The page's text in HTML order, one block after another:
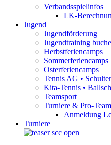
Verbandsspielinfos
LK-
Jugend
Jugendförderung
Jugendtraining
Herbstferiencamps
Sommerferiencamps
Osterferiencamps
Tennis AG •
Kita-Tennis •
Teamsport
Turniere & Pro-Team
Anmeldung
Turniere